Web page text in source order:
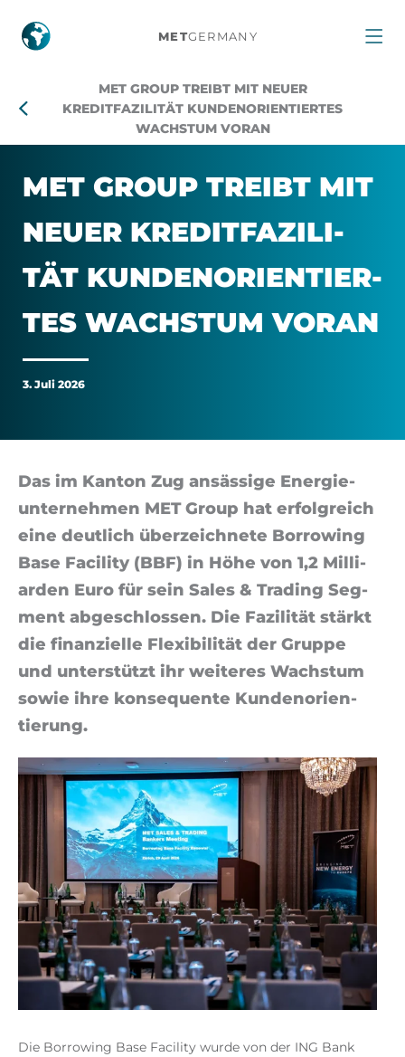
MET
treibt
neuer
Kreditfazilität
kundenorientiertes
Wachstum
voran
METGERMANY
MET GROUP TREIBT MIT NEUER
KREDITFAZILITÄT KUNDENORIENTIERTES
WACHSTUM VORAN
MET GROUP TREIBT MIT
NEU­ER KRE­DIT­FA­ZI­LI­
TÄT KUN­DEN­ORI­EN­TIER­
TES WACHS­TUM VOR­AN
3. Juli 2026
Das im Kan­ton Zug an­säs­si­ge Ener­gie­
un­ter­neh­men MET Group hat er­folg­reich
ei­ne deut­lich über­zeich­ne­te Bor­ro­wing
Ba­se Fa­ci­li­ty (BBF) in Hö­he von 1,2 Mil­li­
ar­den Eu­ro für sein Sa­les & Tra­ding Seg­
ment ab­ge­schlos­sen. Die Fa­zi­li­tät stärkt
die fi­nan­zi­el­le Fle­xi­bi­li­tät der Grup­pe
und un­ter­stützt ihr wei­te­res Wachs­tum
so­wie ih­re kon­se­quen­te Kun­de­no­ri­en­
tie­rung.
Die Borrowing Base Facility wurde von der ING Bank